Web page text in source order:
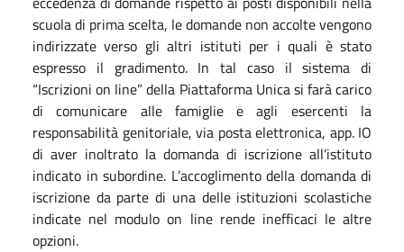
scuola di prima scelta, le domande non accolte vengono
indirizzate verso gli altri istituti per i quali è stato
espresso il gradimento. In tal caso il sistema di
“Iscrizioni on line” della Piattaforma Unica si farà carico
di comunicare alle famiglie e agli esercenti la
responsabilità genitoriale, via posta elettronica, app. IO
di aver inoltrato la domanda di iscrizione all’istituto
indicato in subordine. L’accoglimento della domanda di
iscrizione da parte di una delle istituzioni scolastiche
indicate nel modulo on line rende inefficaci le altre
opzioni.